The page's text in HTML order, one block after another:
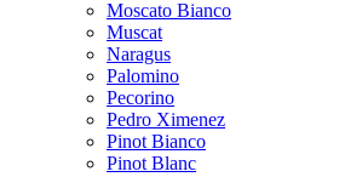
Moscato Bianco
Muscat
Naragus
Palomino
Pecorino
Pedro Ximenez
Pinot Bianco
Pinot Blanc